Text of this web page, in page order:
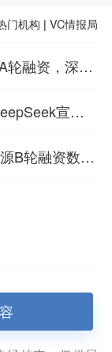
门机构 |VC情报局
融资，深耕i
宣布
B轮融资数亿